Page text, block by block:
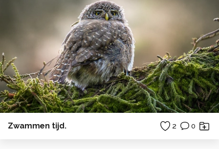
Zwammen tijd. 2 0